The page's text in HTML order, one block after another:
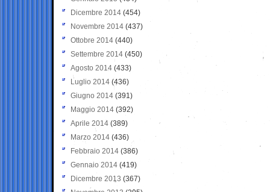
Dicembre 2014 (454)
Novembre 2014 (437)
Ottobre 2014 (440)
Settembre 2014 (450)
Agosto 2014 (433)
Luglio 2014 (436)
Giugno 2014 (391)
Maggio 2014 (392)
Aprile 2014 (389)
Marzo 2014 (436)
Febbraio 2014 (386)
Gennaio 2014 (419)
Dicembre 2013 (367)